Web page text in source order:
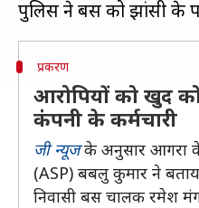
प्रकरण
आरोपियों को खुद
कंपनी के कर्मचारी
जी न्यूजके अनुसार आगरा के
(ASP) बबलु कुमार ने
निवासी बस चालक रमेश